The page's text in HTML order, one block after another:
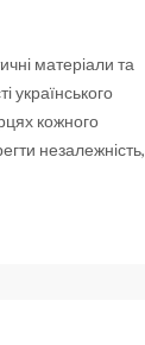
матеріали та
українського
кожного
незалежність,